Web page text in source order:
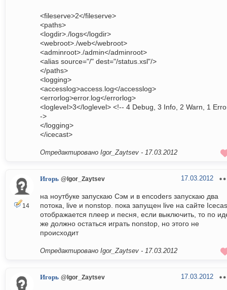
<fileserve>2</fileserve>
<paths>
<logdir>./logs</logdir>
<webroot>./web</webroot>
<adminroot>./admin</adminroot>
<alias source="/" dest="/status.xsl"/>
</paths>
<logging>
<accesslog>access.log</accesslog>
<errorlog>error.log</errorlog>
<loglevel>3</loglevel> <!-- 4 Debug, 3 Info, 2 Warn, 1
->
</logging>
</icecast>
Отредактировано Igor_Zaytsev - 17.03.2012
14
Игорь @Igor_Zaytsev 17.03.2012
на ноутбуке запускаю Сэм и в encoders запускаю два
потока, live и nonstop. пока запущен live на сайте
отображается плеер и песня, если выключить, то по
же должно остаться играть nonstop, но этого не
происходит
Отредактировано Igor_Zaytsev - 17.03.2012
Игорь @Igor_Zaytsev 17.03.2012